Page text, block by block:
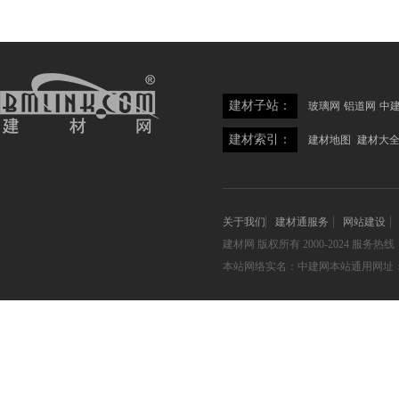
建材子站： 玻璃网 铝道网 中
建材索引： 建材地图 建材大全
关于我们 建材通服务
网站建设
建材网 版权所有 2000-2024 服务热线
本站网络实名：中建网本站通用网址